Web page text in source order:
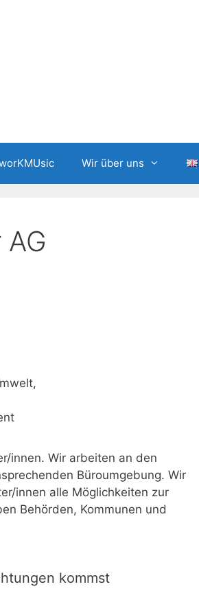
Wir über uns
innen. Wir arbeiten an den
Büroumgebung. Wir
innen alle Möglichkeiten zur
Behörden, Kommunen und
kommst